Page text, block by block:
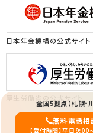
日本年金機構の公式サイト
Copyright (C) 2026
全国5拠点（札幌・
無料電話相
【受付時間】平日